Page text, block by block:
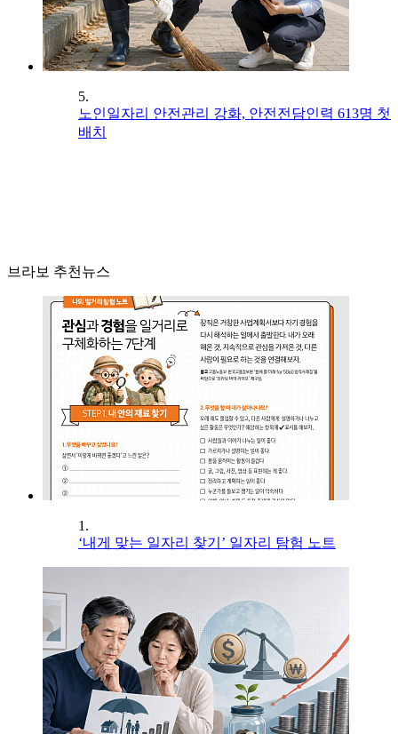
5.
노인일자리 안전관리 강화, 안전전담인력 613명 첫
배치
브라보 추천뉴스
1.
‘내게 맞는 일자리 찾기’ 일자리 탐험 노트